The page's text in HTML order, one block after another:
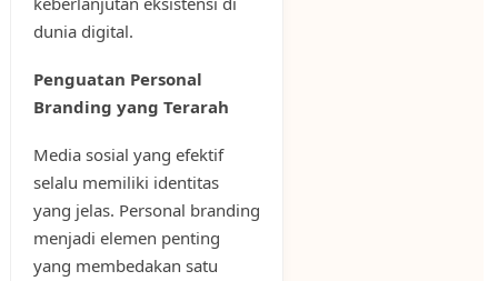
dunia digital.
Penguatan Personal
Branding yang Terarah
Media sosial yang efektif
selalu memiliki identitas
yang jelas. Personal branding
menjadi elemen penting
yang membedakan satu